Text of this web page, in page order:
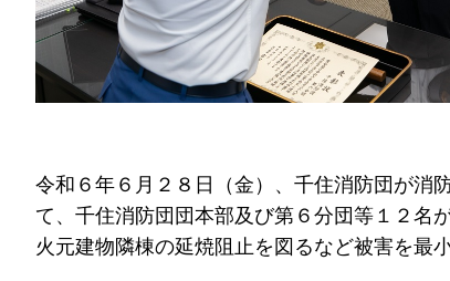
令和６年６月２８日（金）、千住消防団が消
て、千住消防団団本部及び第６分団等１２名
火元建物隣棟の延焼阻止を図るなど被害を最